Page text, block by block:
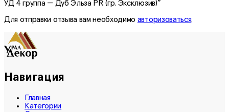
УД 4 группа — Дуб Эльза PR (гр. Эксклюзив)”
Для отправки отзыва вам необходимо авторизоваться.
Навигация
Главная
Категории